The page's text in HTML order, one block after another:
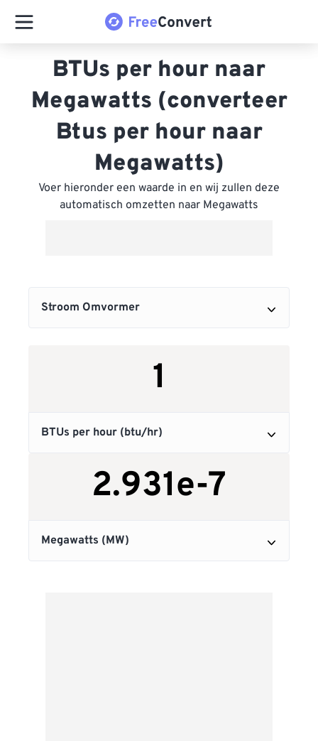
BTUs per hour naar
Megawatts (converteer
Btus per hour naar
Megawatts)
Voer hieronder een waarde in en wij zullen deze
automatisch omzetten naar Megawatts